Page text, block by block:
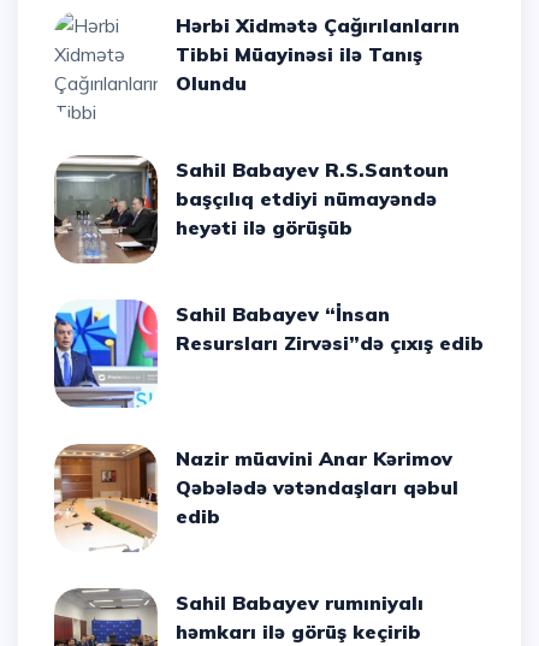
Hərbi Xidmətə Çağırılanların
Tibbi Müayinəsi ilə Tanış
Olundu
Sahil Babayev R.S.Santoun
başçılıq etdiyi nümayəndə
heyəti ilə görüşüb
Sahil Babayev “İnsan
Resursları Zirvəsi”də çıxış edib
Nazir müavini Anar Kərimov
Qəbələdə vətəndaşları qəbul
edib
Sahil Babayev rumıniyalı
həmkarı ilə görüş keçirib